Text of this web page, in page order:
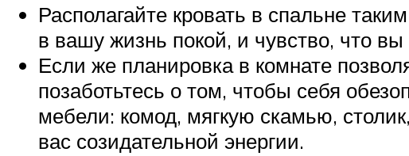
Располагайте кровать в спальне
в вашу жизнь покой, и чувство, что
Если же планировка в комнате
позаботьтесь о том, чтобы себя
мебели: комод, мягкую скамью,
вас созидательной энергии.